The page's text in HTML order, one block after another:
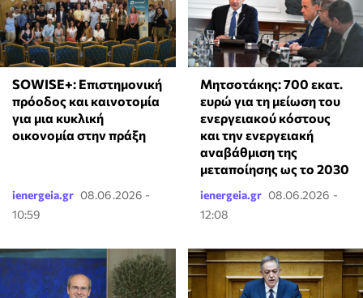
SOWISE+: Επιστημονική
πρόοδος και καινοτομία
για μια κυκλική
οικονομία στην πράξη
ienergeia.gr 08.06.2026 -
10:59
Μητσοτάκης: 700 εκατ.
ευρώ για τη μείωση του
ενεργειακού κόστους
και την ενεργειακή
αναβάθμιση της
μεταποίησης ως το 2030
ienergeia.gr 08.06.2026 -
12:08